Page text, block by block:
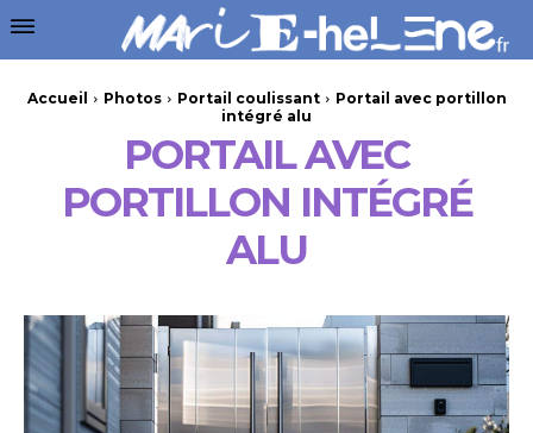
Accueil Photos Portail coulissant
Portail avec portillon
intégré alu
PORTAIL AVEC
PORTILLON INTÉGRÉ
ALU